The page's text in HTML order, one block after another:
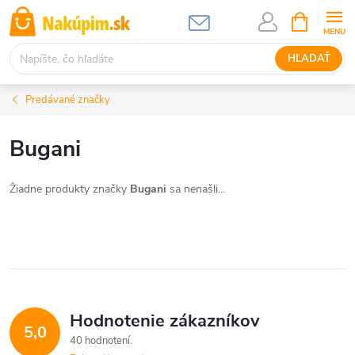
Prejsť
na
obsah
HĽADAŤ
KOŠÍK
Predávané značky
Bugani
Žiadne produkty značky Bugani sa nenašli...
5,0 Hodnotenie zákazníkov
40 hodnotení